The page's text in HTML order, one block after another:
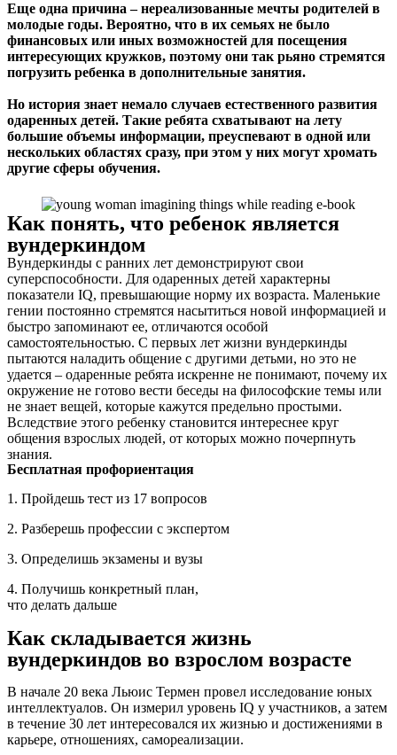
Еще одна причина– нереализованные мечты родителей в
молодые годы. Вероятно, что в их семьях не было
финансовых или иных возможностей для посещения
интересующих кружков, поэтому они так рьяно стремятся
погрузить ребенка в дополнительные занятия.
Но история знает немало случаев естественного развития
одаренных детей. Такие ребята схватывают на лету
большие объемы информации, преуспевают в одной или
нескольких областях сразу, при этом у них могут хромать
другие сферы обучения.
Как понять, что ребенок является
вундеркиндом
Вундеркинды с ранних лет демонстрируют свои
суперспособности. Для одаренных детей характерны
показатели IQ, превышающие норму их возраста. Маленькие
гении постоянно стремятся насытиться новой информацией и
быстро запоминают ее, отличаются особой
самостоятельностью. С первых лет жизни вундеркинды
пытаются наладить общение с другими детьми, но это не
удается – одаренные ребята искренне не понимают, почему их
окружение не готово вести беседы на философские темы или
не знает вещей, которые кажутся предельно простыми.
Вследствие этого ребенку становится интереснее круг
общения взрослых людей, от которых можно почерпнуть
знания.
Бесплатная профориентация
1. Пройдешь тест из 17 вопросов
2. Разберешь профессии с экспертом
3. Определишь экзамены и вузы
4. Получишь конкретный план,
что делать дальше
Как складывается жизнь
вундеркиндов во взрослом возрасте
В начале 20 века Льюис Термен провел исследование юных
интеллектуалов. Он измерил уровень IQ у участников, а затем
в течение 30 лет интересовался их жизнью и достижениями в
карьере, отношениях, самореализации.